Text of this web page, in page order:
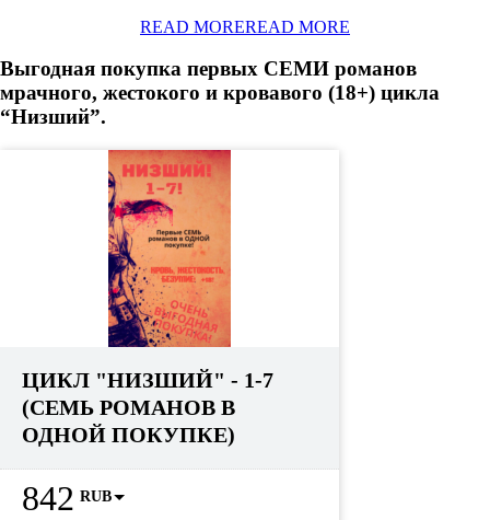
READ MOREREAD MORE
Выгодная покупка первых СЕМИ романов
мрачного, жестокого и кровавого (18+) цикла
“Низший”.
ЦИКЛ "НИЗШИЙ" - 1-7
(СЕМЬ РОМАНОВ В
ОДНОЙ ПОКУПКЕ)
842 RUB